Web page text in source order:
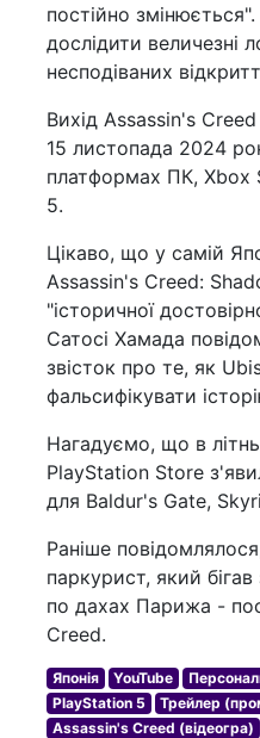
постійно
дослідити величезні
несподіваних
Вихід Assassin's
15 листопада 2024
платформах ПК, Xbox
5.
Цікаво, що у самій
Assassin's Creed:
"історичної
Сатосі Хамада
звісток про те, як
фальсифікувати
Нагадуємо, що в
PlayStation Store
для Baldur's Gate,
Раніше
паркурист, який
по дахах Парижа -
Creed.
Японія YouTube
PlayStation 5
Трейлер
Assassin's Creed (відеогра)